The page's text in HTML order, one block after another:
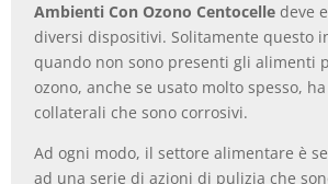
Ambienti Con Ozono Centocelle deve
diversi dispositivi. Solitamente questo
quando non sono presenti gli alimenti
ozono, anche se usato molto spesso,
collaterali che sono corrosivi.
Ad ogni modo, il settore alimentare è
ad una serie di azioni di pulizia che